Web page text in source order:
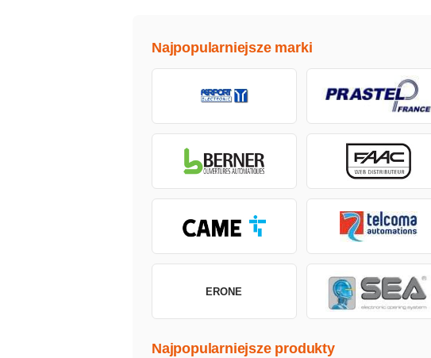
Najpopularniejsze marki
ERONE
Najpopularniejsze produkty